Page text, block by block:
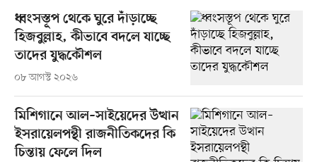
ধ্বংসস্তূপ থেকে ঘুরে দাঁড়াচ্ছে
হিজবুল্লাহ, কীভাবে বদলে যাচ্ছে
তাদের যুদ্ধকৌশল
০৮ আগস্ট ২০২৬
মিশিগানে আল–সাইয়েদের উত্থান
ইসরায়েলপন্থী রাজনীতিকদের কি
চিন্তায় ফেলে দিল